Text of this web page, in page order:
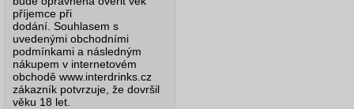
příjemce při
dodání. Souhlasem s
uvedenými obchodními
podmínkami a následným
nákupem v internetovém
obchodě www.interdrinks.cz
zákazník potvrzuje, že dovršil
věku 18 let.